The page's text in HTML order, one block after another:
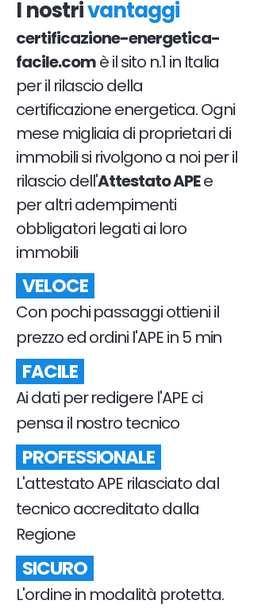
I nostrivantaggi
certificazione-energetica-
facile.comè il sito n.1 in Italia
per il rilascio della
certificazione energetica. Ogni
mese migliaia di proprietari di
immobili si rivolgono a noi per il
rilascio dell'Attestato APEe
per altri adempimenti
obbligatori legati ai loro
immobili
VELOCE
Con pochi passaggi ottieni il
prezzo ed ordini l'APE in 5 min
FACILE
Ai dati per redigere l'APE ci
pensa il nostro tecnico
PROFESSIONALE
L'attestato APE rilasciato dal
tecnico accreditato dalla
Regione
SICURO
L'ordine in modalità protetta.